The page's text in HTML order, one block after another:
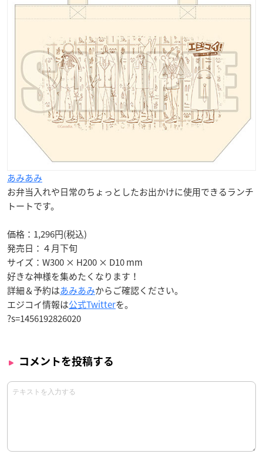
あみあみ
お弁当入れや日常のちょっとしたお出かけに使用できるランチ
トートです。
価格：1,296円(税込)
発売日： ４月下旬
サイズ：W300 × H200 × D10 mm
好きな神様を集めたくなります！
詳細＆予約はあみあみからご確認ください。
エジコイ情報は公式Twitterを。
?s=1456192826020
コメントを投稿する